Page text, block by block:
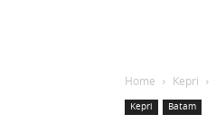
Home Kepri
Kepri Batam